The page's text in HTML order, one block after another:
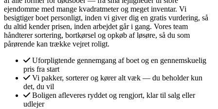
ejendomme med mange kvadratmeter og meget inventar. Vi
besigtiger boet personligt, inden vi giver dig en gratis vurdering, så
du altid kender prisen, inden arbejdet går i gang. Vores team
håndterer sortering, bortkørsel og opkøb af løsøre, så du som
pårørende kan trække vejret roligt.
Uforpligtende gennemgang af boet og en gennemskuelig
pris fra start
Vi pakker, sorterer og kører alt væk — du beholder kun
det, du vil
Boligen afleveres ryddet og rengjort, klar til salg eller
udlejer